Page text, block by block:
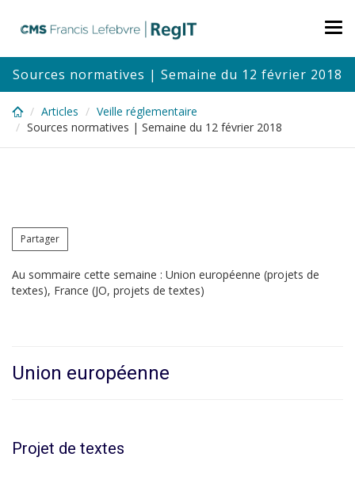
content
Sources normatives | Semaine du 12 février 2018
Articles
Veille réglementaire
Sources normatives | Semaine du 12 février 2018
Partager
Au sommaire cette semaine : Union européenne (projets de
textes), France (JO, projets de textes)
Union européenne
Projet de textes